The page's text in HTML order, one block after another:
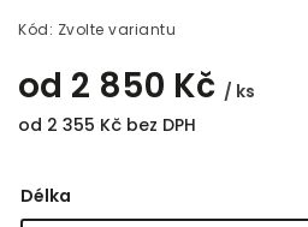
Kód: Zvolte variantu
od 2 850 Kč / ks
od 2 355 Kč bez DPH
Délka